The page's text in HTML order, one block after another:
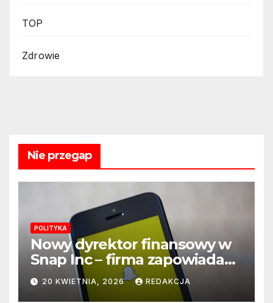
TOP
Zdrowie
Nie przegap
POLITYKA
Nowy dyrektor finansowy w
Snap Inc – firma zapowiada
zmianę na kluczowym
stanowisku
20 KWIETNIA, 2026 REDAKCJA